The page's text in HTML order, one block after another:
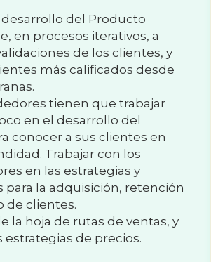
del Producto
en procesos iterativos, a
de los clientes, y
más calificados desde
tienen que trabajar
en el desarrollo del
conocer a sus clientes en
Trabajar con los
en las estrategias y
para la adquisición, retención
de clientes.
la hoja de rutas de ventas, y
estrategias de precios.